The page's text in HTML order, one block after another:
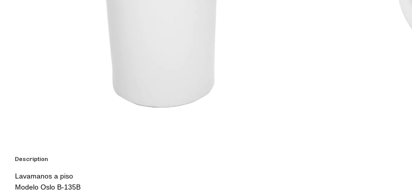
Description
Lavamanos a piso
Modelo Oslo B-135B